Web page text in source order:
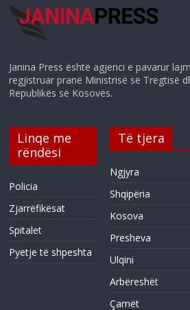
Janina Press është agjenci e pavarur
regjistruar pranë Ministrisë së Tregtisë
Republikës së Kosovës.
Linqe me
rëndësi
Policia
Zjarrëfikësat
Spitalet
Pyetje të shpeshta
Të tjera
Ngjyra
Shqipëria
Kosova
Presheva
Ulqini
Arbëreshët
Çamët